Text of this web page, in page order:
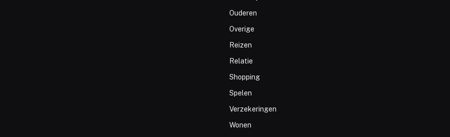
Ouderen
Overige
Reizen
Relatie
Shopping
Spelen
Verzekeringen
Wonen